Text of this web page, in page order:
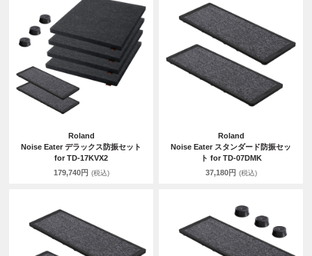
Roland
Noise Eater デラックス防振セット
for TD-17KVX2
179,740円 (税込)
Roland
Noise Eater スタンダード防振セッ
ト for TD-07DMK
37,180円 (税込)